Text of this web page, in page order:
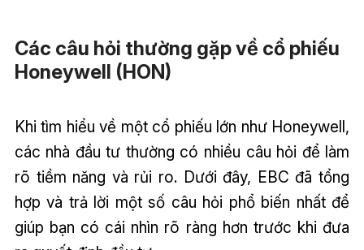
Các câu hỏi thường gặp về cổ phiếu
Honeywell (HON)
Khi tìm hiểu về một cổ phiếu lớn như Honeywell,
các nhà đầu tư thường có nhiều câu hỏi để làm
rõ tiềm năng và rủi ro. Dưới đây, EBC đã tổng
hợp và trả lời một số câu hỏi phổ biến nhất để
giúp bạn có cái nhìn rõ ràng hơn trước khi đưa